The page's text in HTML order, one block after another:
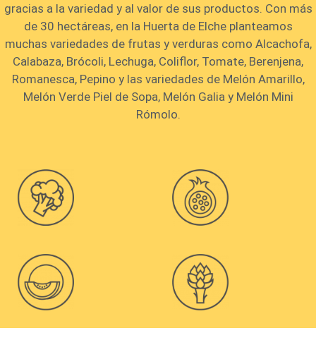
gracias a la variedad y al valor de sus productos. Con más
de 30 hectáreas, en la Huerta de Elche planteamos
muchas variedades de frutas y verduras como Alcachofa,
Calabaza, Brócoli, Lechuga, Coliflor, Tomate, Berenjena,
Romanesca, Pepino y las variedades de Melón Amarillo,
Melón Verde Piel de Sopa, Melón Galia y Melón Mini
Rómolo.